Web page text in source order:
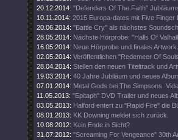
20.12.2014: "Defenders Of The Faith"
10.11.2014: 2015 Europa-dates mit Five Finger
20.06.2014: "Battle Cry" als nächstes
28.05.2014: Nächste Hörprobe: "Halls Of
16.05.2014: Neue Hörprobe und finales Artwork.
02.05.2014: Veröffentlichen "Redemeer Of
28.04.2014: Stellen den neuen Titeltrack und
19.03.2014: 40 Jahre Jubiläum und neues
07.01.2014: Metal Gods bei The Simpsons.
11.05.2013: "Epitaph" DVD Trailer und neues
03.05.2013: Halford entert zu "Rapid Fire" die
08.01.2013: KK Downing meldet sich zurück.
10.08.2012: Kein Ende in Sicht?
31.07.2012: "Screaming For Vengeance" 30th